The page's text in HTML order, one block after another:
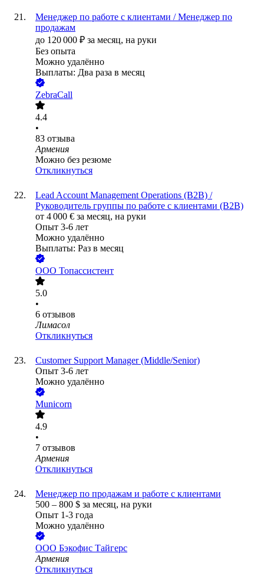
Менеджер по работе с клиентами / Менеджер по
продажам
до 120 000 ₽ за месяц, на руки
Без опыта
Можно удалённо
Выплаты: Два раза в месяц
ZebraCall
4.4
•
83 отзыва
Армения
Можно без резюме
Откликнуться
Lead Account Management Operations (B2B) /
Руководитель группы по работе с клиентами (B2B)
от 4 000 € за месяц, на руки
Опыт 3-6 лет
Можно удалённо
Выплаты: Раз в месяц
ООО Топассистент
5.0
•
6 отзывов
Лимасол
Откликнуться
Customer Support Manager (Middle/Senior)
Опыт 3-6 лет
Можно удалённо
Municorn
4.9
•
7 отзывов
Армения
Откликнуться
Менеджер по продажам и работе с клиентами
500 – 800 $ за месяц, на руки
Опыт 1-3 года
Можно удалённо
ООО Бэкофис Тайгерс
Армения
Откликнуться